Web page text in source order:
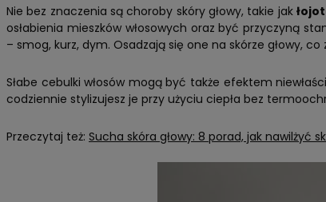
Nie bez znaczenia są choroby skóry głowy, takie jak
osłabienia mieszków włosowych oraz być przyczyną
– smog, kurz, dym. Osadzają się one na skórze głowy,
Słabe cebulki włosów mogą być także efektem
codziennie stylizujesz je przy użyciu ciepła bez
Przeczytaj też: Sucha skóra głowy: 8 porad, jak nawilżyć